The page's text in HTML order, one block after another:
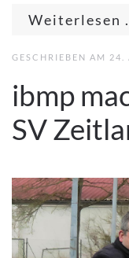
Weiterlesen
GESCHRIEBEN AM 24.
ibmp
SV